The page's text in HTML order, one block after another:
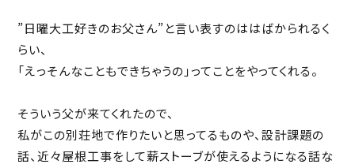
”日曜大工好きのお父さん”と言い表すのははばかられるく
らい、
「えっそんなこともできちゃうの」ってことをやってくれる。
そういう父が来てくれたので、
私がこの別荘地で作りたいと思ってるものや、設計課題の
話、近々屋根工事をして薪ストーブが使えるようになる話な